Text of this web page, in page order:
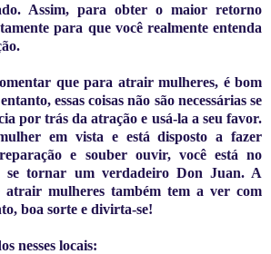
Assim, para obter o maior retorno
para que você realmente entenda
que para atrair mulheres, é bom
essas coisas não são necessárias se
por trás da atração e usá-la a seu favor.
em vista e está disposto a fazer
e souber ouvir, você está no
se tornar um verdadeiro Don Juan. A
atrair mulheres também tem a ver com
boa sorte e divirta-se!
nesses locais: